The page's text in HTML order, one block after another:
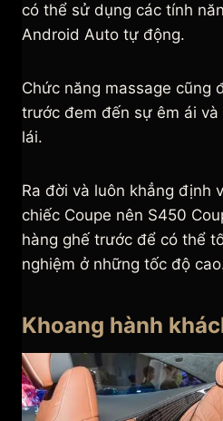
có thể sử dụng các tính
Android Auto tự động.
Chức năng massage cũng
trước đem đến sự êm ái
lái.
Ra đời và luôn khẳng định
chiếc Coupe nên S450
hàng ghế trước để có thể
nghiệm ở những tốc độ
Khoang hành